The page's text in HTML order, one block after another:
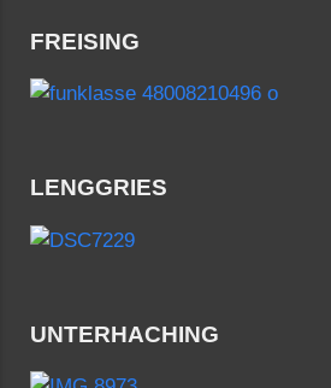
FREISING
LENGGRIES
UNTERHACHING